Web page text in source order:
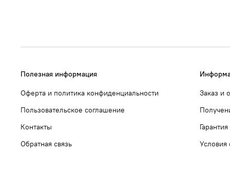
Полезная информация
Оферта и политика конфиденциальности
Пользовательское соглашение
Контакты
Обратная связь
Заказ и
Гарантия
Условия